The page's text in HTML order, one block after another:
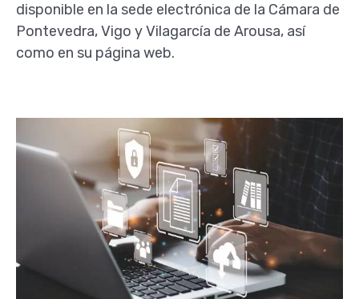
disponible en la sede electrónica de la Cámara de
Pontevedra, Vigo y Vilagarcía de Arousa, así
como en su página web.